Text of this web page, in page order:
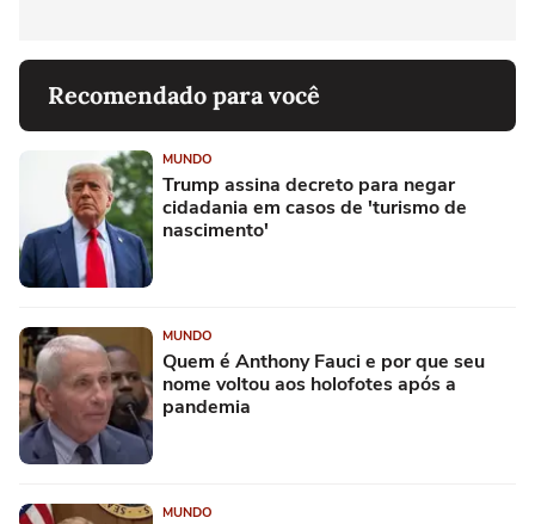
Recomendado para você
MUNDO
Trump assina decreto para negar
cidadania em casos de 'turismo de
nascimento'
MUNDO
Quem é Anthony Fauci e por que seu
nome voltou aos holofotes após a
pandemia
MUNDO